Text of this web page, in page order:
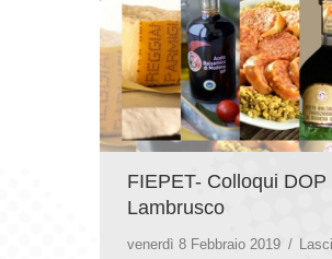
FIEPET- Colloqui
Lambrusco
venerdì 8 Febbraio 2019